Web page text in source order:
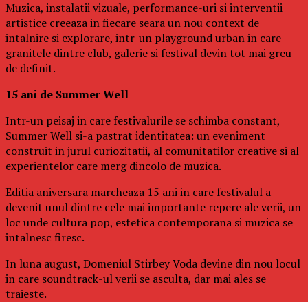
Muzica, instalatii vizuale, performance-uri si interventii
artistice creeaza in fiecare seara un nou context de
intalnire si explorare, intr-un playground urban in care
granitele dintre club, galerie si festival devin tot mai greu
de definit.
15 ani de Summer Well
Intr-un peisaj in care festivalurile se schimba constant,
Summer Well si-a pastrat identitatea: un eveniment
construit in jurul curiozitatii, al comunitatilor creative si al
experientelor care merg dincolo de muzica.
Editia aniversara marcheaza 15 ani in care festivalul a
devenit unul dintre cele mai importante repere ale verii, un
loc unde cultura pop, estetica contemporana si muzica se
intalnesc firesc.
In luna august, Domeniul Stirbey Voda devine din nou locul
in care soundtrack-ul verii se asculta, dar mai ales se
traieste.